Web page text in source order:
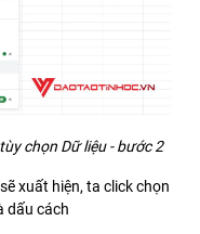
chọn Dữ liệu - bước 2
xuất hiện, ta click chọn
dấu cách